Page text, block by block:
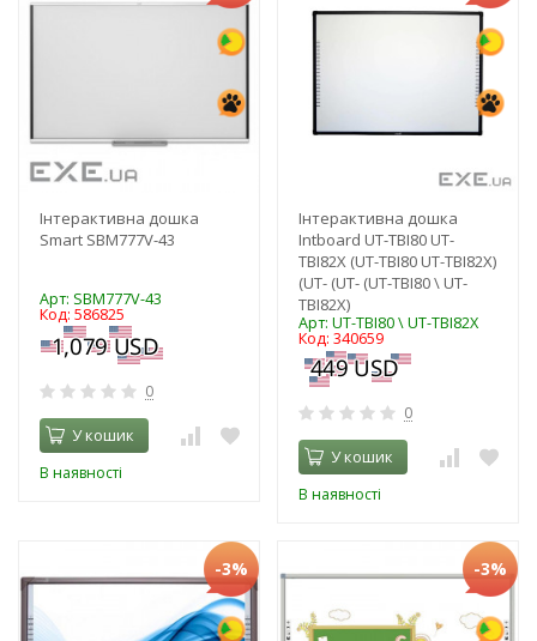
Інтерактивна дошка
Smart SBM777V-43
Арт: SBM777V-43
Код: 586825
0
У кошик
В наявності
Інтерактивна дошка
Intboard UT-TBI80 UT-
TBI82X (UT-TBI80 UT-TBI82X)
(UT- (UT- (UT-TBI80 \ UT-
TBI82X)
Арт: UT-TBI80 \ UT-TBI82X
Код: 340659
0
У кошик
В наявності
-3% -3%